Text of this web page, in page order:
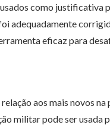
como justificativa
adequadamente
eficaz para
aos mais novos na
militar pode ser usada